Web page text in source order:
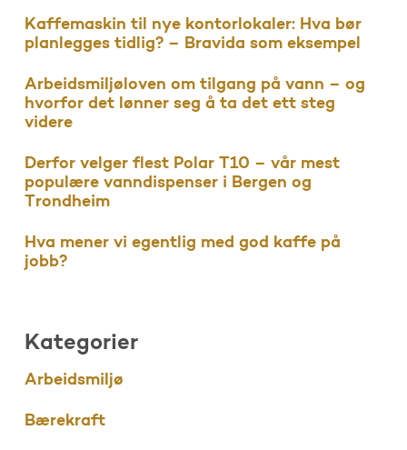
Kaffemaskin til nye kontorlokaler: Hva bør
planlegges tidlig? – Bravida som eksempel
Arbeidsmiljøloven om tilgang på vann – og
hvorfor det lønner seg å ta det ett steg
videre
Derfor velger flest Polar T10 – vår mest
populære vanndispenser i Bergen og
Trondheim
Hva mener vi egentlig med god kaffe på
jobb?
Kategorier
Arbeidsmiljø
Bærekraft